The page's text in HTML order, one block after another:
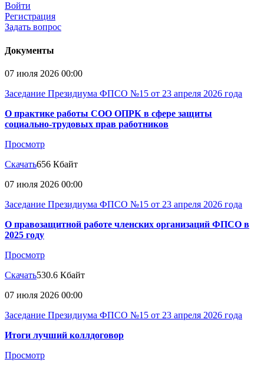
Войти
Регистрация
Задать вопрос
Документы
07 июля 2026 00:00
Заседание Президиума ФПСО №15 от 23 апреля 2026 года
О практике работы СОО ОПРК в сфере защиты
социально-трудовых прав работников
Просмотр
Скачать656 Кбайт
07 июля 2026 00:00
Заседание Президиума ФПСО №15 от 23 апреля 2026 года
О правозащитной работе членских организаций ФПСО в
2025 году
Просмотр
Скачать530.6 Кбайт
07 июля 2026 00:00
Заседание Президиума ФПСО №15 от 23 апреля 2026 года
Итоги лучший коллдоговор
Просмотр